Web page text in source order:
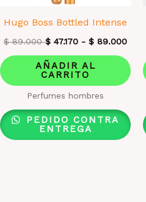
Hugo Boss Bottled Intense
$89.000 $ 47.170 - $ 89.000
AÑADIR AL
CARRITO
Perfumes hombres
PEDIDO CONTRA
ENTREGA